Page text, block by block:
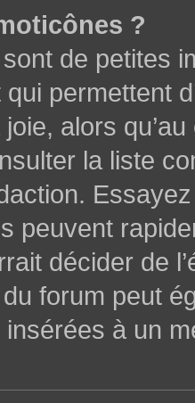
?
de petites
permettent
alors
la liste
peuvent
décider de
du forum peut
à un